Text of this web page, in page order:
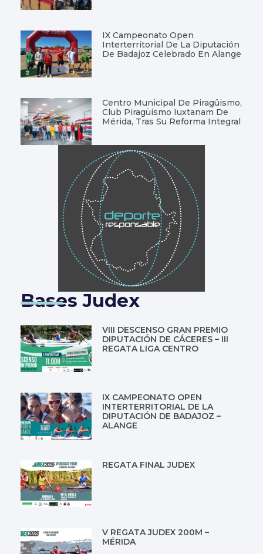
IX Campeonato Open
Interterritorial De La Diputación
De Badajoz Celebrado En Alange
Centro Municipal De Piragüismo,
Club Piragüismo Iuxtanam De
Mérida, Tras Su Reforma Integral
Bases Judex
VIII DESCENSO GRAN PREMIO
DIPUTACIÓN DE CÁCERES – III
REGATA LIGA CENTRO
IX CAMPEONATO OPEN
INTERTERRITORIAL DE LA
DIPUTACIÓN DE BADAJOZ –
ALANGE
REGATA FINAL JUDEX
V REGATA JUDEX 200M –
MÉRIDA